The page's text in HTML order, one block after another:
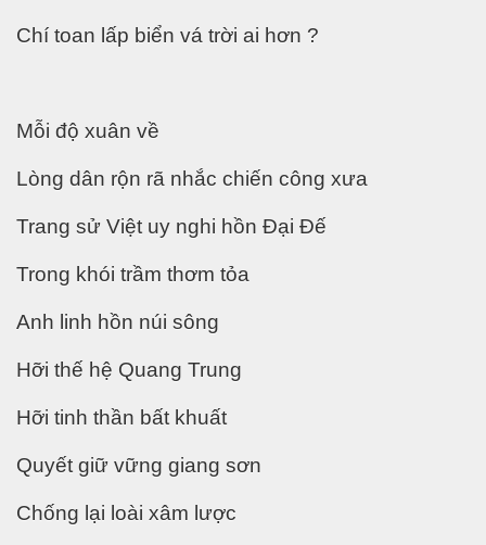
Chí toan lấp biển vá trời ai hơn ?
Mỗi độ xuân về
Lòng dân rộn rã nhắc chiến công xưa
Trang sử Việt uy nghi hồn Đại Đế
Trong khói trầm thơm tỏa
Anh linh hồn núi sông
Hỡi thế hệ Quang Trung
Hỡi tinh thần bất khuất
Quyết giữ vững giang sơn
Chống lại loài xâm lược